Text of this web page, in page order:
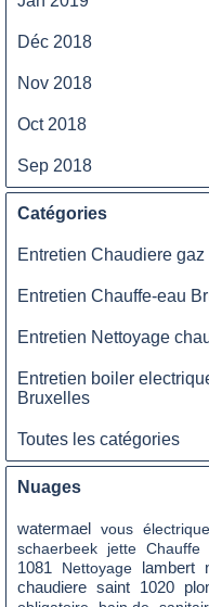
Déc 2018
Nov 2018
Oct 2018
Sep 2018
Catégories
Entretien Chaudiere
Entretien Chauffe-eau
Entretien Nettoyage
Entretien boiler
Bruxelles
Toutes les catégories
Nuages
watermael vous électrique
schaerbeek
jette Chauffe
1081
Nettoyage lambert
chaudiere saint 1020